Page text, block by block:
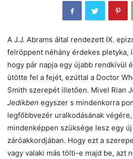
A J.J. Abrams által rendezett IX.
felröppent néhány érdekes pletyka,
hogy pár napja egy újabb rendkívül
ütötte fel a fejét, ezúttal a Doctor
Smith szerepét illetően. Mivel Rian
Jedikben egyszer s mindenkorra
legfőbbvezér uralkodásának
mindenképpen szüksége lesz egy
záróakkordjában. Hogy ezt a
vagy valaki más tölti-e majd be, azt